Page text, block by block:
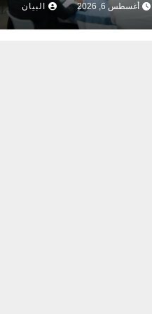
مشروع الطاقة الشمسية
الفولطاضوئية
أغسطس 6, 2026 البيان